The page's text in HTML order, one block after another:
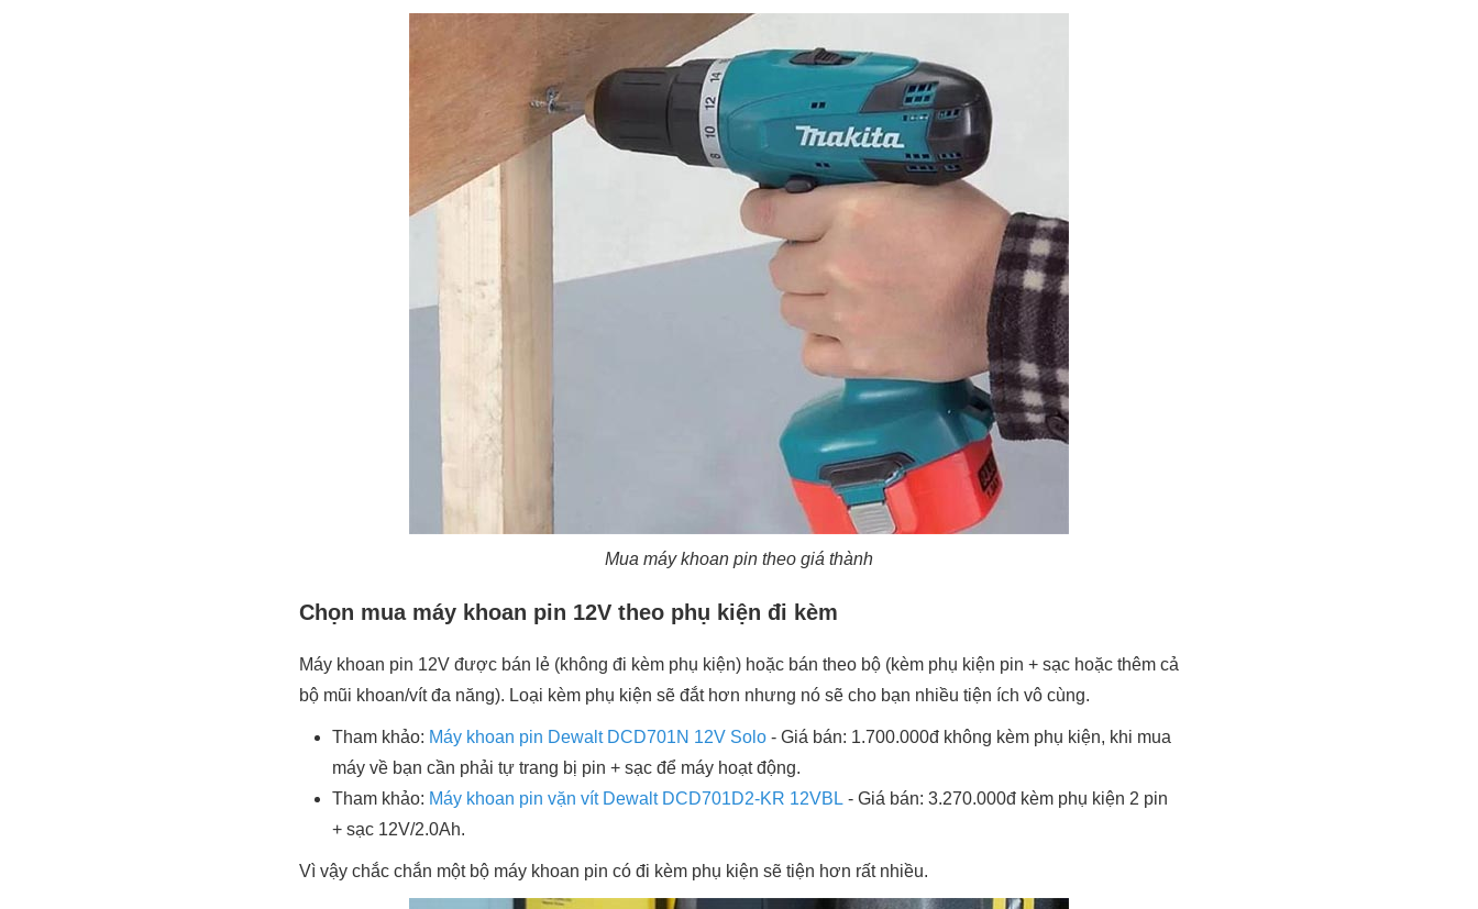
Mua máy khoan pin theo giá thành
Chọn mua máy khoan pin 12V theo phụ kiện đi kèm
Máy khoan pin 12V được bán lẻ (không đi kèm phụ kiện) hoặc bán theo bộ (kèm phụ kiện pin + sạc hoặc thêm cả
bộ mũi khoan/vít đa năng). Loại kèm phụ kiện sẽ đắt hơn nhưng nó sẽ cho bạn nhiều tiện ích vô cùng.
Tham khảo: Máy khoan pin Dewalt DCD701N 12V Solo - Giá bán: 1.700.000đ không kèm phụ kiện, khi mua
máy về bạn cần phải tự trang bị pin + sạc để máy hoạt động.
Tham khảo: Máy khoan pin vặn vít Dewalt DCD701D2-KR 12VBL - Giá bán: 3.270.000đ kèm phụ kiện 2 pin
+ sạc 12V/2.0Ah.
Vì vậy chắc chắn một bộ máy khoan pin có đi kèm phụ kiện sẽ tiện hơn rất nhiều.